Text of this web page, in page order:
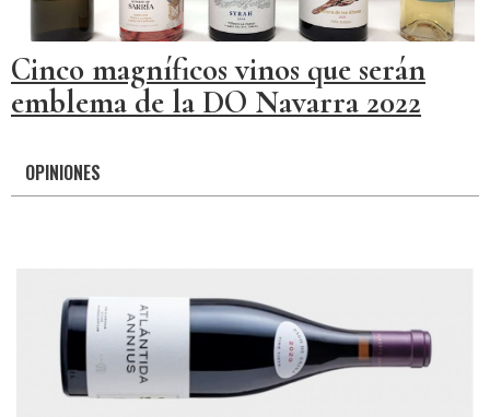
Cinco magníficos vinos que serán
emblema de la DO Navarra 2022
OPINIONES